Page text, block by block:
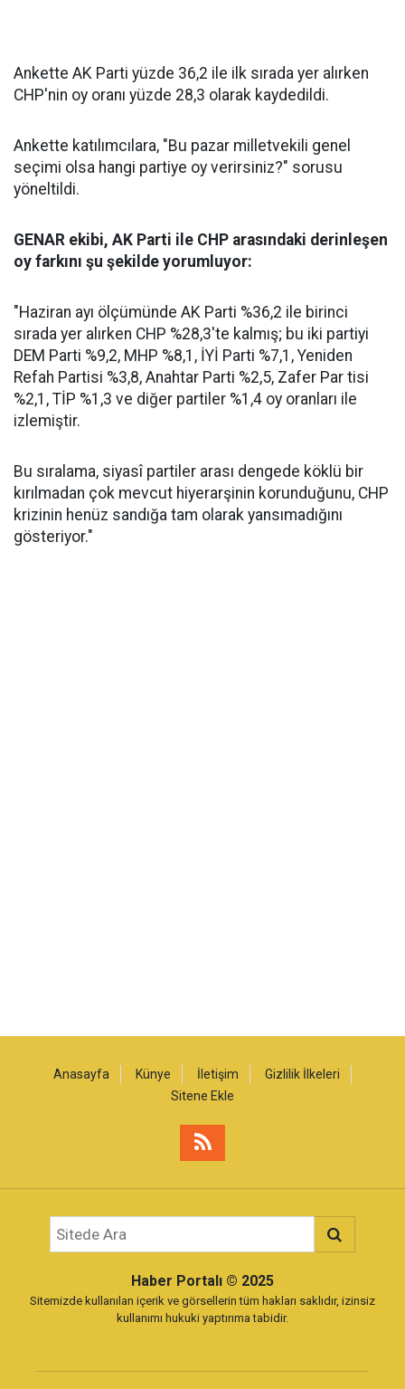
Ankette AK Parti yüzde 36,2 ile ilk sırada yer alırken
CHP'nin oy oranı yüzde 28,3 olarak kaydedildi.
Ankette katılımcılara, "Bu pazar milletvekili genel
seçimi olsa hangi partiye oy verirsiniz?" sorusu
yöneltildi.
GENAR ekibi, AK Parti ile CHP arasındaki derinleşen
oy farkını şu şekilde yorumluyor:
"Haziran ayı ölçümünde AK Parti %36,2 ile birinci
sırada yer alırken CHP %28,3'te kalmış; bu iki partiyi
DEM Parti %9,2, MHP %8,1, İYİ Parti %7,1, Yeniden
Refah Partisi %3,8, Anahtar Parti %2,5, Zafer Par tisi
%2,1, TİP %1,3 ve diğer partiler %1,4 oy oranları ile
izlemiştir.
Bu sıralama, siyasî partiler arası dengede köklü bir
kırılmadan çok mevcut hiyerarşinin korunduğunu, CHP
krizinin henüz sandığa tam olarak yansımadığını
gösteriyor."
Anasayfa Künye İletişim
Gizlilik İlkeleri
Sitene Ekle
Haber Portalı © 2025
Sitemizde kullanılan içerik ve görsellerin tüm hakları saklıdır, izinsiz
kullanımı hukuki yaptırıma tabidir.